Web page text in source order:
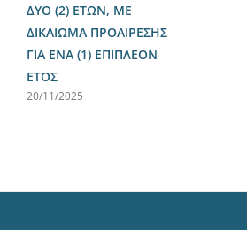
ΔΥΟ (2) ΕΤΩΝ, ΜΕ
ΔΙΚΑΙΩΜΑ ΠΡΟΑΙΡΕΣΗΣ
ΓΙΑ ΕΝΑ (1) ΕΠΙΠΛΕΟΝ
ΕΤΟΣ
20/11/2025